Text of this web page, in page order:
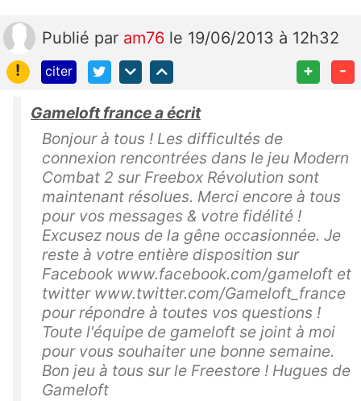
Publié par am76 le 19/06/2013 à 12h32
!
citer + -
Gameloft france a écrit
Bonjour à tous ! Les difficultés de
connexion rencontrées dans le jeu Modern
Combat 2 sur Freebox Révolution sont
maintenant résolues. Merci encore à tous
pour vos messages & votre fidélité !
Excusez nous de la gêne occasionnée. Je
reste à votre entière disposition sur
Facebook www.facebook.com/gameloft et
twitter www.twitter.com/Gameloft_france
pour répondre à toutes vos questions !
Toute l'équipe de gameloft se joint à moi
pour vous souhaiter une bonne semaine.
Bon jeu à tous sur le Freestore ! Hugues de
Gameloft